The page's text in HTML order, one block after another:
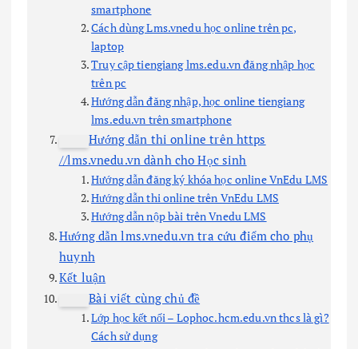
smartphone
Cách dùng Lms.vnedu học online trên pc,
laptop
Truy cập tiengiang lms.edu.vn đăng nhập học
trên pc
Hướng dẫn đăng nhập, học online tiengiang
lms.edu.vn trên smartphone
Hướng dẫn thi online trên https
//lms.vnedu.vn dành cho Học sinh
Hướng dẫn đăng ký khóa học online VnEdu LMS
Hướng dẫn thi online trên VnEdu LMS
Hướng dẫn nộp bài trên Vnedu LMS
Hướng dẫn lms.vnedu.vn tra cứu điểm cho phụ
huynh
Kết luận
Bài viết cùng chủ đề
Lớp học kết nối – Lophoc.hcm.edu.vn thcs là gì?
Cách sử dụng